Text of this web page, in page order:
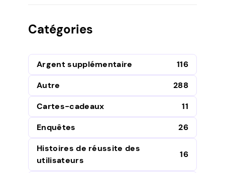
Catégories
Argent supplémentaire
116
Autre
288
Cartes-cadeaux
11
Enquêtes
26
Histoires de réussite des
utilisateurs
16